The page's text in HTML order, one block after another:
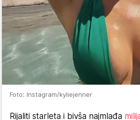
Foto: Instagram/kyliejenner
Rijaliti starleta i bivša najmlađa